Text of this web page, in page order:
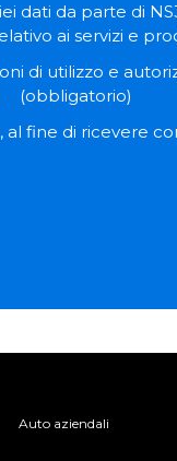
dati da parte di
ai servizi e
di utilizzo e
(obbligatorio)
fine di ricevere
Auto aziendali